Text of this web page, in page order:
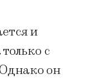
и
с
он